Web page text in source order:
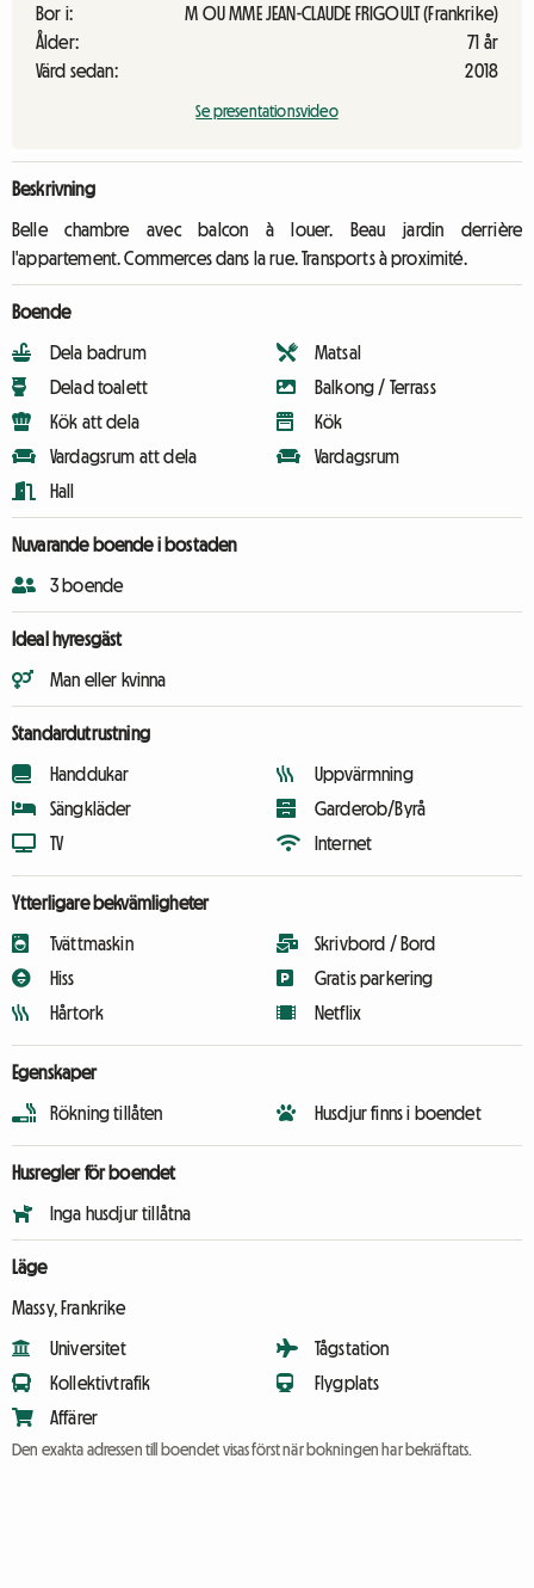
Bor i:
M OU MME JEAN-CLAUDE FRIGOULT (Frankrike)
Ålder:
71 år
Värd sedan:
2018
Se presentationsvideo
Beskrivning
Belle chambre avec balcon à louer. Beau jardin derrière
l'appartement. Commerces dans la rue. Transports à proximité.
Boende
Dela badrum
Delad toalett
Kök att dela
Vardagsrum att dela
Hall
Matsal
Balkong / Terrass
Kök
Vardagsrum
Nuvarande boende i bostaden
3 boende
Ideal hyresgäst
Man eller kvinna
Standardutrustning
Handdukar
Sängkläder
TV
Uppvärmning
Garderob/Byrå
Internet
Ytterligare bekvämligheter
Tvättmaskin
Hiss
Hårtork
Skrivbord / Bord
Gratis parkering
Netflix
Egenskaper
Rökning tillåten Husdjur finns i boendet
Husregler för boendet
Inga husdjur tillåtna
Läge
Massy, Frankrike
Universitet
Kollektivtrafik
Affärer
Tågstation
Flygplats
Den exakta adressen till boendet visas först när bokningen har bekräftats.